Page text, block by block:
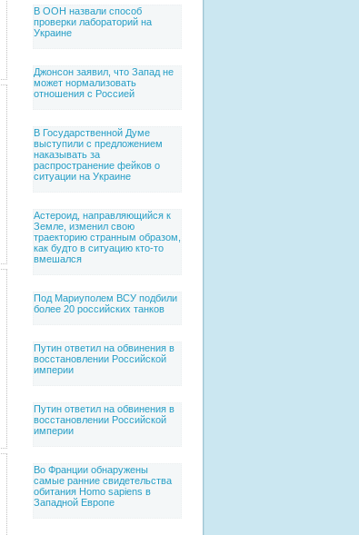
В ООН назвали способ
проверки лабораторий на
Украине
Джонсон заявил, что Запад не
может нормализовать
отношения с Россией
В Государственной Думе
выступили с предложением
наказывать за
распространение фейков о
ситуации на Украине
Астероид, направляющийся к
Земле, изменил свою
траекторию странным образом,
как будто в ситуацию кто-то
вмешался
Под Мариуполем ВСУ подбили
более 20 российских танков
Путин ответил на обвинения в
восстановлении Российской
империи
Путин ответил на обвинения в
восстановлении Российской
империи
Во Франции обнаружены
самые ранние свидетельства
обитания Homo sapiens в
Западной Европе